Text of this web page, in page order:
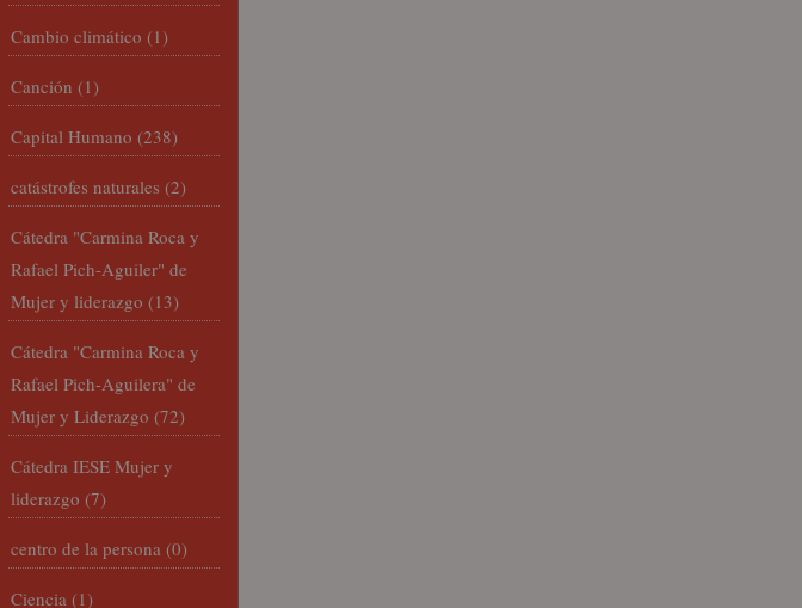
Cambio climático (1)
Canción (1)
Capital Humano (238)
catástrofes naturales (2)
Cátedra "Carmina Roca y
Rafael Pich-Aguiler" de
Mujer y liderazgo (13)
Cátedra "Carmina Roca y
Rafael Pich-Aguilera" de
Mujer y Liderazgo (72)
Cátedra IESE Mujer y
liderazgo (7)
centro de la persona (0)
Ciencia (1)